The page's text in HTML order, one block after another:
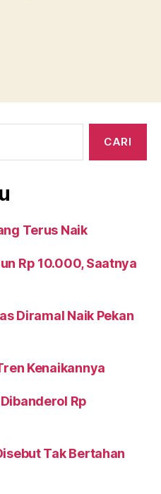
Terus Naik
Rp 10.000, Saatnya
Diramal Naik Pekan
Kenaikannya
Rp
Tak Bertahan